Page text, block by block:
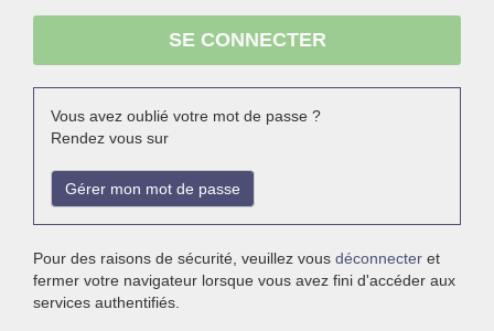
Vous avez oublié votre mot de passe ?
Rendez vous sur
Gérer mon mot de passe
Pour des raisons de sécurité, veuillez vous déconnecter et
fermer votre navigateur lorsque vous avez fini d'accéder aux
services authentifiés.